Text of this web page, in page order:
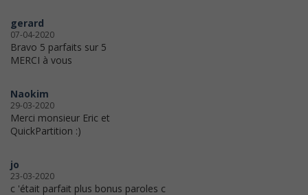
gerard
07-04-2020
Bravo 5 parfaits sur 5
MERCI à vous
Naokim
29-03-2020
Merci monsieur Eric et
QuickPartition :)
jo
23-03-2020
c 'était parfait plus bonus paroles c